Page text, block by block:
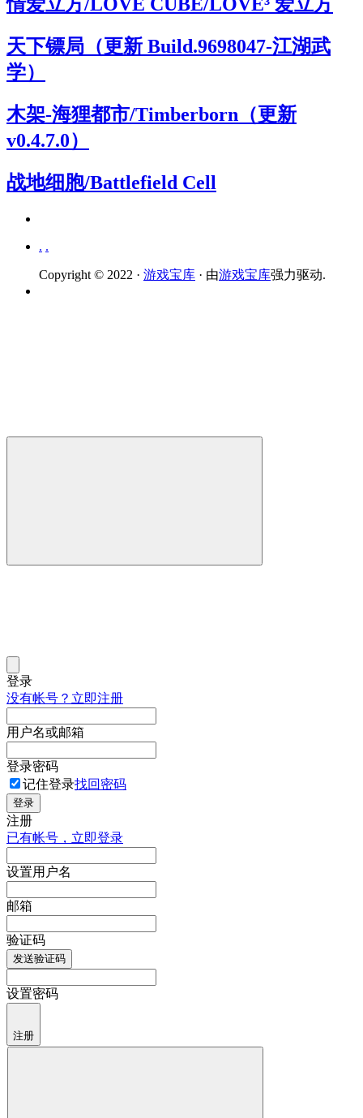
天下镖局（更新 Build.9698047-江湖武
学）
木架-海狸都市/Timberborn（更新
v0.4.7.0）
战地细胞/Battlefield Cell
. .
Copyright © 2022 · 游戏宝库 · 由游戏宝库强力驱动.
登录
没有帐号？立即注册
用户名或邮箱
登录密码
记住登录找回密码
登录
注册
已有帐号，立即登录
设置用户名
邮箱
验证码
发送验证码
设置密码
注册